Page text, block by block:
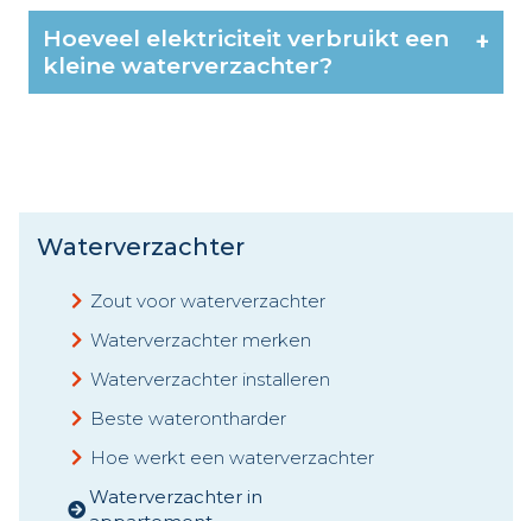
Hoeveel elektriciteit verbruikt een
kleine waterverzachter?
+
Waterverzachter
Zout voor waterverzachter
Waterverzachter merken
Waterverzachter installeren
Beste waterontharder
Hoe werkt een waterverzachter
Waterverzachter in